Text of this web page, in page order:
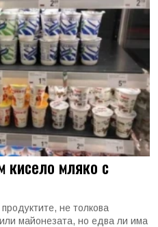
кисело мляко с
не толкова
майонезата, но едва ли има